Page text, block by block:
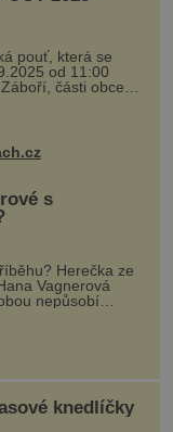
pouť, která se
od 11:00
části obce
naleznete
kostela,
s
Herečka ze
Vagnerová
nepůsobí
knedlíčky